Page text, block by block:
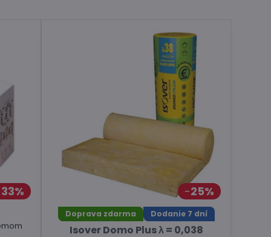
33% 25%
Doprava zdarma Dodanie 7 dní
Isover Domo Plus λ = 0,038